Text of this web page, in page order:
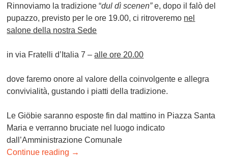
Rinnoviamo la tradizione “dul dì scenen”e, dopo il falò del
pupazzo, previsto per le ore 19.00, ci ritroveremo nel
salone della nostra Sede
in via Fratelli d’Italia 7 –alle ore 20.00
dove faremo onore al valore della coinvolgente e allegra
convivialità, gustando i piatti della tradizione.
Le Giöbie saranno esposte fin dal mattino in Piazza Santa
Maria e verranno bruciate nel luogo indicato
dall’Amministrazione Comunale
Continue reading →